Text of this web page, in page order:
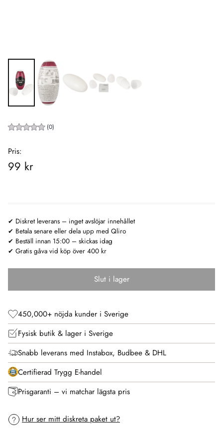
(0)
Pris:
Rekommenderat
99 kr
✔ Diskret leverans – inget avslöjar innehållet
✔ Betala senare eller dela upp med Qliro
✔ Beställ innan 15:00 – skickas idag
✔ Gratis gåva vid köp över 400 kr
Slut i lager
450,000+ nöjda kunder i Sverige
Fysisk butik & lager i Sverige
Snabb leverans med Instabox, Budbee & DHL
Certifierad Trygg E-handel
Prisgaranti – vi matchar lägsta pris
Hur ser mitt diskreta paket ut?